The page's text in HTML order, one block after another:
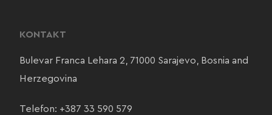
KONTAKT
Bulevar Franca Lehara 2, 71000 Sarajevo, Bosnia and
Herzegovina
Telefon: +387 33 590 579